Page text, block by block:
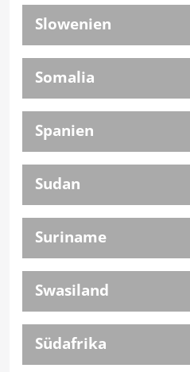
Slowenien
Somalia
Spanien
Sudan
Suriname
Swasiland
Südafrika